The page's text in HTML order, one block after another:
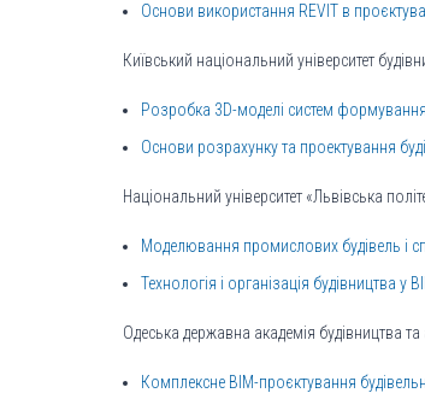
Основи використання REVIT в
Київський національний університет
Розробка 3D-моделі систем
Основи розрахунку та проектування
Національний університет «Львівська
Моделювання промислових будівель і
Технологія і організація будівництва у
Одеська державна академія будівництва та
Комплексне BIM-проєктування